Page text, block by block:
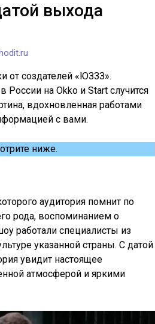
выхода
от создателей «ЮЗЗЗ».
на Okko и Start случится
вдохновленная работами
с вами.
ниже.
аудитория помнит по
рода, воспоминанием о
работали специалисты из
указанной страны. С датой
увидит настоящее
атмосферой и яркими